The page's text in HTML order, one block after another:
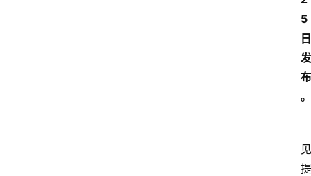
5
日
发
布
。
见
提